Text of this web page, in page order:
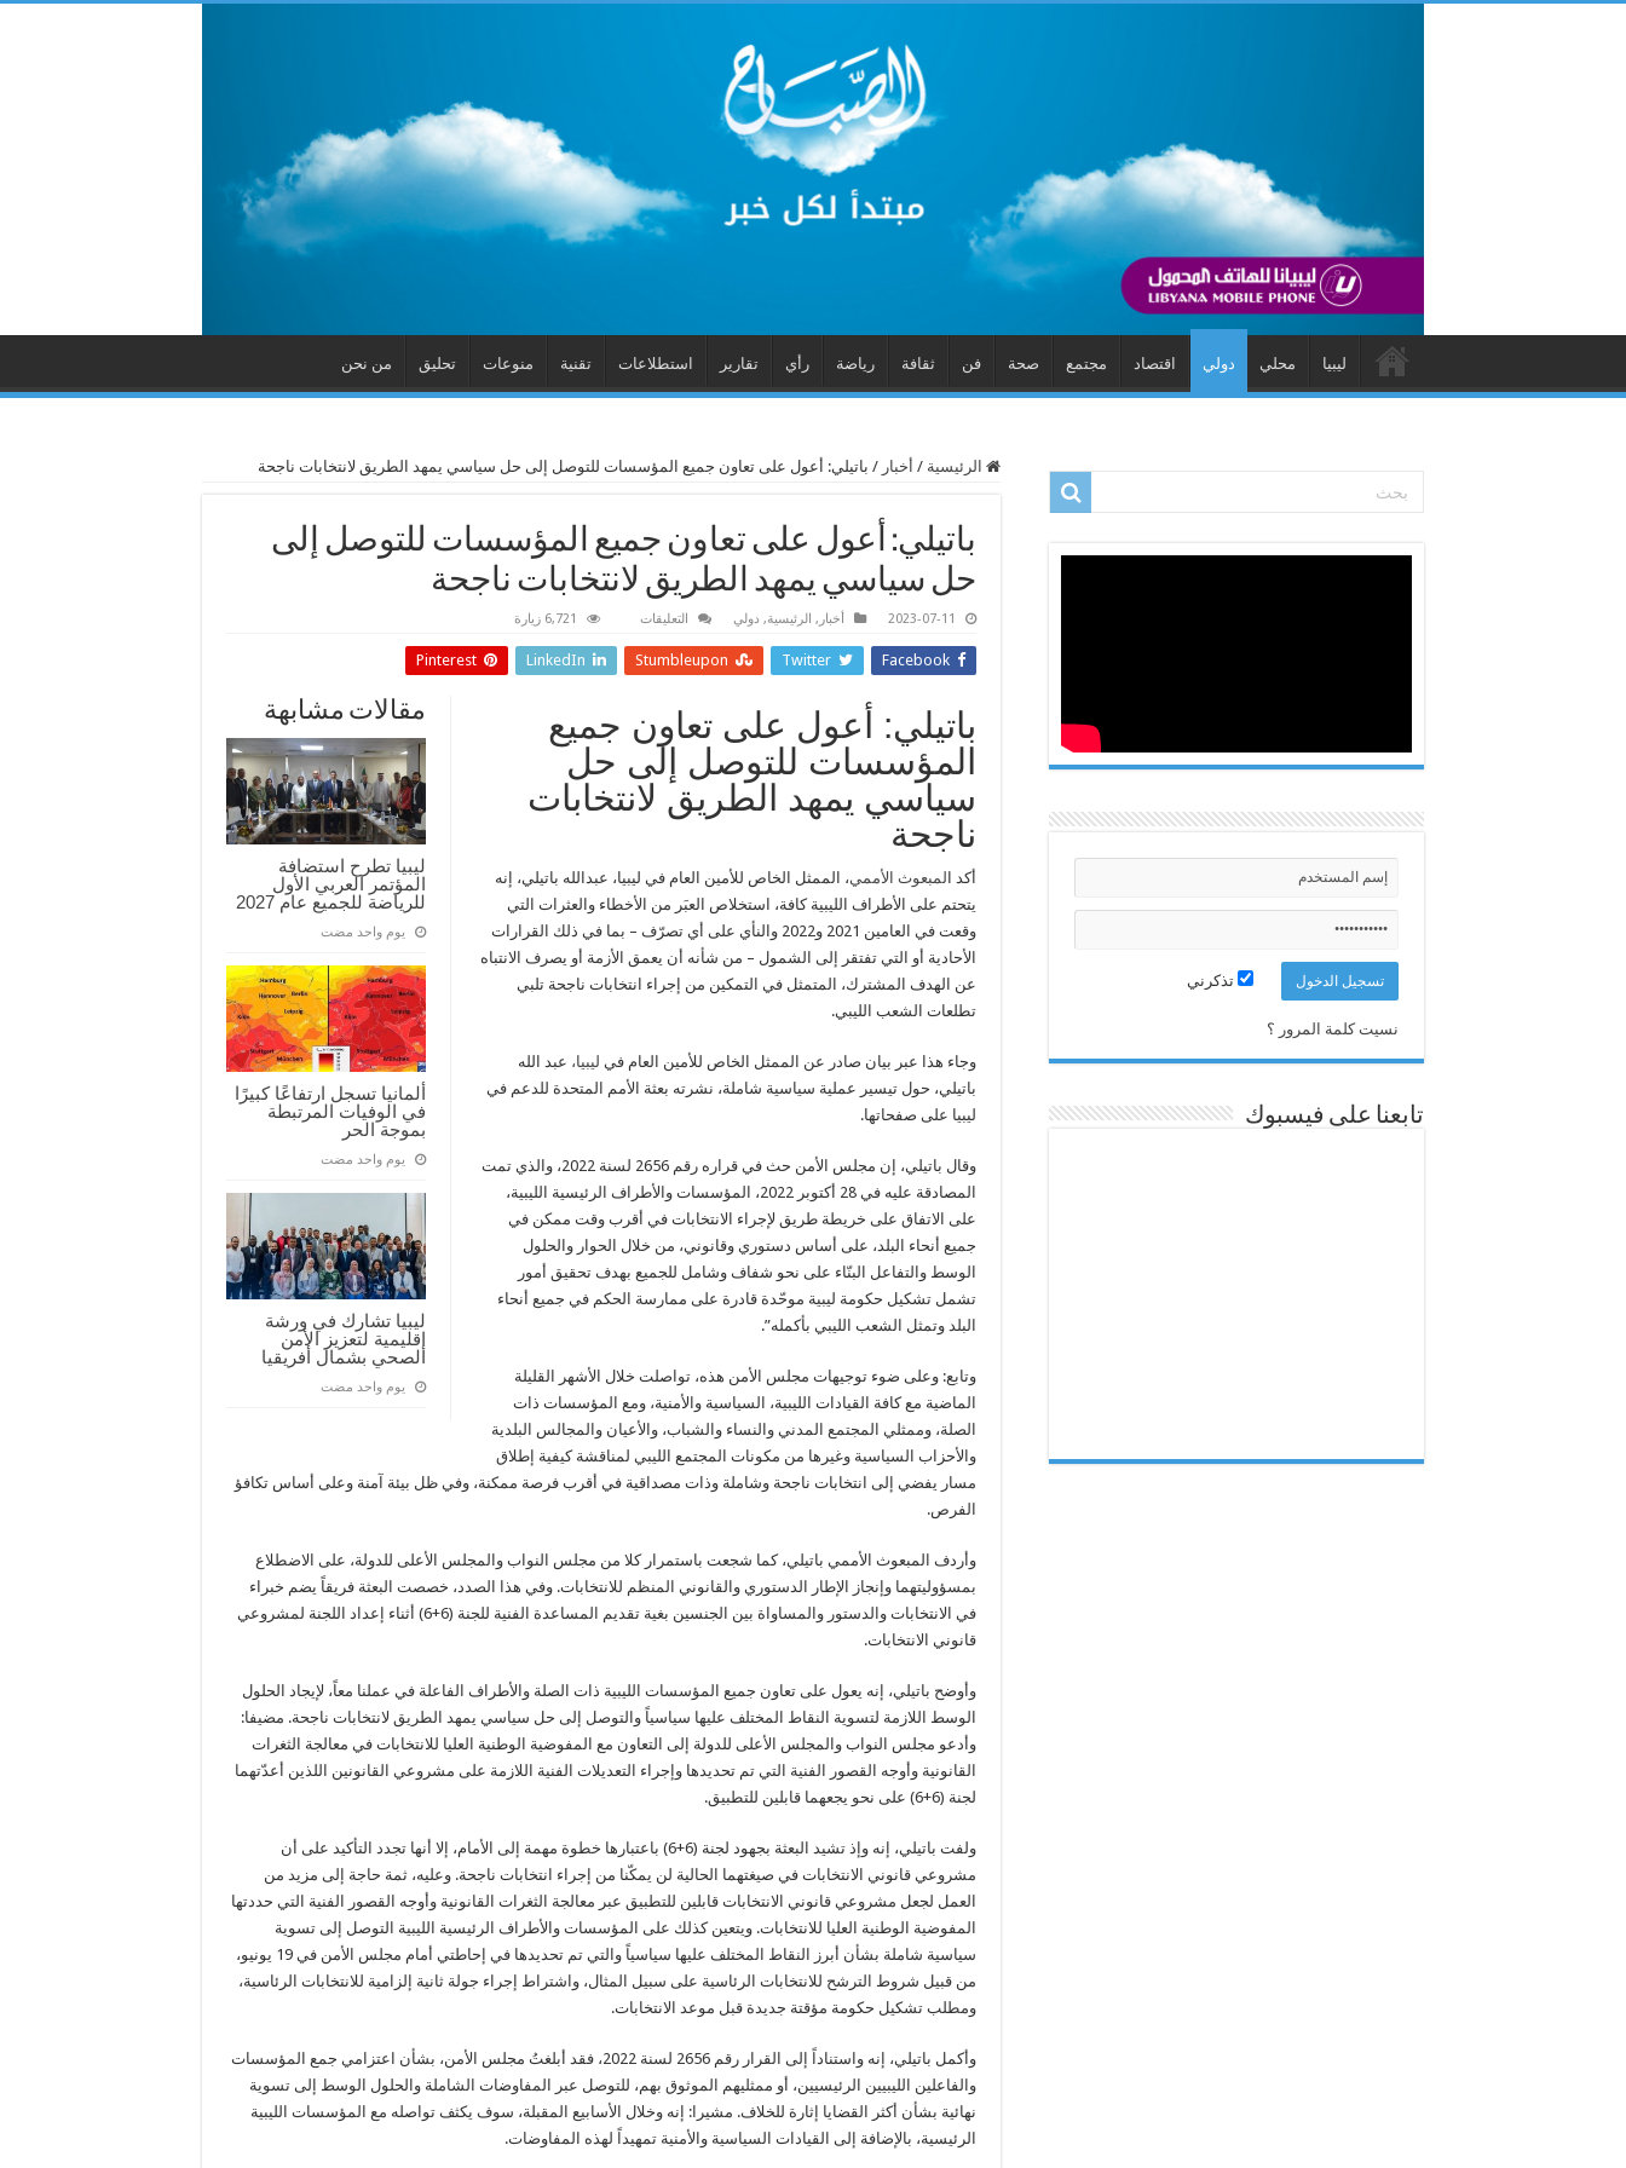
ليبيا محلي دولي اقتصاد مجتمع صحة فن ثقافة رياضة رأي تقارير استطلاعات تقنية منوعات تحليق من نحن
الرئيسية / أخبار / باتيلي: أعول على تعاون جميع المؤسسات للتوصل إلى حل سياسي يمهد الطريق لانتخابات ناجحة
باتيلي: أعول على تعاون جميع المؤسسات للتوصل إلى
حل سياسي يمهد الطريق لانتخابات ناجحة
2023-07-11 أخبار , الرئيسية, دولي التعليقات
أعول
على
للتوصل
إلى
سياسي
يمهد
الطريق
6,721 زيارة
Facebook
Twitter
Stumbleupon
LinkedIn
Pinterest
مقالات مشابهة
ليبيا تطرح استضافة
المؤتمر العربي الأول
للرياضة للجميع عام 2027
‏يوم واحد مضت
ألمانيا تسجل ارتفاعًا كبيرًا
في الوفيات المرتبطة
بموجة الحر
‏يوم واحد مضت
ليبيا تشارك في ورشة
إقليمية لتعزيز الأمن
الصحي بشمال أفريقيا
‏يوم واحد مضت
باتيلي: أعول على تعاون جميع
المؤسسات للتوصل إلى حل
سياسي يمهد الطريق لانتخابات
ناجحة
أكد ا لمبعوث الأممي، الممثل الخاص للأمين العام في ليبيا، عبدالله باتيلي، إنه
يتحتم على الأطراف الليبية كافة، استخلاص العبَر من الأخطاء والعثرات التي
وقعت في العامين 2021 و2022 والنأي على أي تصرّف – بما في ذلك القرارات
الأحادية أو التي تفتقر إلى الشمول – من شأنه أن يعمق الأزمة أو يصرف الانتباه
عن الهدف المشترك، المتمثل في التمكين من إجراء انتخابات ناجحة تلبي
تطلعات الشعب الليبي.
وجاء هذا عبر بيان صادر عن الممثل الخاص للأمين العام في ليبيا، عبد الله
باتيلي، حول تيسير عملية سياسية شاملة، نشرته بعثة الأمم المتحدة للدعم في
ليبيا على صفحاتها.
وقال باتيلي، إن مجلس الأمن حث في قراره رقم 2656 لسنة 2022، والذي تمت
المصادقة عليه في 28 أكتوبر 2022، المؤسسات والأطراف الرئيسية الليبية،
على الاتفاق على خريطة طريق لإجراء الانتخابات في أقرب وقت ممكن في
جميع أنحاء البلد، على أساس دستوري وقانوني، من خلال الحوار والحلول
الوسط والتفاعل البنّاء على نحو شفاف وشامل للجميع بهدف تحقيق أمور
تشمل تشكيل حكومة ليبية موحّدة قادرة على ممارسة الحكم في جميع أنحاء
البلد وتمثل الشعب الليبي بأكمله”.
وتابع: وعلى ضوء توجيهات مجلس الأمن هذه، تواصلت خلال الأشهر القليلة
الماضية مع كافة القيادات الليبية، السياسية والأمنية، ومع المؤسسات ذات
الصلة، وممثلي المجتمع المدني والنساء والشباب، والأعيان والمجالس البلدية
والأحزاب السياسية وغيرها من مكونات المجتمع الليبي لمناقشة كيفية إطلاق
مسار يفضي إلى انتخابات ناجحة وشاملة وذات مصداقية في أقرب فرصة ممكنة، وفي ظل بيئة آمنة وعلى أساس تكافؤ
الفرص.
وأردف المبعوث الأممي باتيلي، كما شجعت باستمرار كلا من مجلس النواب والمجلس الأعلى للدولة، على الاضطلاع
بمسؤوليتهما وإنجاز الإطار الدستوري والقانوني المنظم للانتخابات. وفي هذا الصدد، خصصت البعثة فريقاً يضم خبراء
في الانتخابات والدستور والمساواة بين الجنسين بغية تقديم المساعدة الفنية للجنة (6+6) أثناء إعداد اللجنة لمشروعي
قانوني الانتخابات.
وأوضح باتيلي، إنه يعول على تعاون جميع المؤسسات الليبية ذات الصلة والأطراف الفاعلة في عملنا معاً، لإيجاد الحلول
الوسط اللازمة لتسوية النقاط المختلف عليها سياسياً والتوصل إلى حل سياسي يمهد الطريق لانتخابات ناجحة. مضيفا:
وأدعو مجلس النواب والمجلس الأعلى للدولة إلى التعاون مع المفوضية الوطنية العليا للانتخابات في معالجة الثغرات
القانونية وأوجه القصور الفنية التي تم تحديدها وإجراء التعديلات الفنية اللازمة على مشروعي القانونين اللذين أعدّتهما
لجنة (6+6) على نحو يجعهما قابلين للتطبيق.
ولفت باتيلي، إنه وإذ تشيد البعثة بجهود لجنة (6+6) باعتبارها خطوة مهمة إلى الأمام، إلا أنها تجدد التأكيد على أن
مشروعي قانوني الانتخابات في صيغتهما الحالية لن يمكّنا من إجراء انتخابات ناجحة. وعليه، ثمة حاجة إلى مزيد من
العمل لجعل مشروعي قانوني الانتخابات قابلين للتطبيق عبر معالجة الثغرات القانونية وأوجه القصور الفنية التي حددتها
المفوضية الوطنية العليا للانتخابات. ويتعين كذلك على المؤسسات والأطراف الرئيسية الليبية التوصل إلى تسوية
سياسية شاملة بشأن أبرز النقاط المختلف عليها سياسياً والتي تم تحديدها في إحاطتي أمام مجلس الأمن في 19 يونيو،
من قبيل شروط الترشح للانتخابات الرئاسية على سبيل المثال، واشتراط إجراء جولة ثانية إلزامية للانتخابات الرئاسية،
ومطلب تشكيل حكومة مؤقتة جديدة قبل موعد الانتخابات.
وأكمل باتيلي، إنه واستناداً إلى القرار رقم 2656 لسنة 2022، فقد أبلغتُ مجلس الأمن، بشأن اعتزامي جمع المؤسسات
والفاعلين الليبيين الرئيسيين، أو ممثليهم الموثوق بهم، للتوصل عبر المفاوضات الشاملة والحلول الوسط إلى تسوية
نهائية بشأن أكثر القضايا إثارة للخلاف. مشيرا: إنه وخلال الأسابيع المقبلة، سوف يكثف تواصله مع المؤسسات الليبية
الرئيسية، بالإضافة إلى القيادات السياسية والأمنية تمهيداً لهذه المفاوضات.
تذكرني
نسيت كلمة المرور ؟
تابعنا على فيسبوك